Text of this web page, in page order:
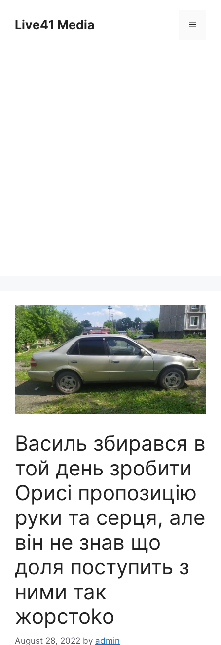
contentLive41 Media Menu
Василь збирався в
той день зробити
Орисі пропозицію
руки та серця, але
він не знав що
доля поступить з
ними так
жорстоkо
August 28, 2022 by admin